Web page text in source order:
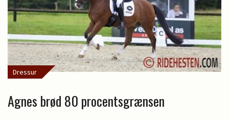
Dressur
Agnes brød 80 procentsgrænsen